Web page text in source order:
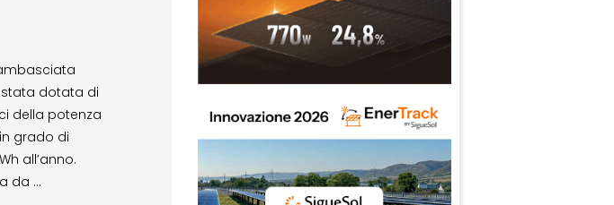
stata dotata di
della potenza
grado di
all’anno.
da …